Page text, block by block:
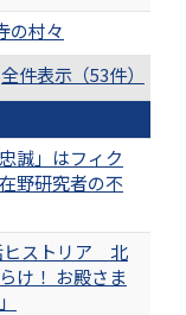
の村々
全件表示（53件）
誠」はフィク
野研究者の不
ヒストリア 北
け！ お殿さま